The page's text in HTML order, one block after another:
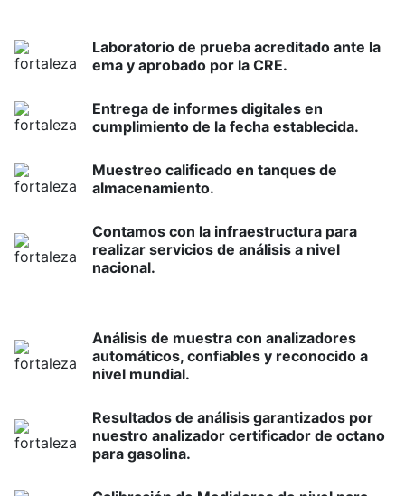
Laboratorio de prueba acreditado ante la
ema y aprobado por la CRE.
Entrega de informes digitales en
cumplimiento de la fecha establecida.
Muestreo calificado en tanques de
almacenamiento.
Contamos con la infraestructura para
realizar servicios de análisis a nivel
nacional.
Análisis de muestra con analizadores
automáticos, confiables y reconocido a
nivel mundial.
Resultados de análisis garantizados por
nuestro analizador certificador de octano
para gasolina.